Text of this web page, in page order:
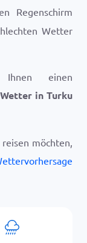
Regenschirm
Wetter
Ihnen einen
Wetter in Turku
möchten,